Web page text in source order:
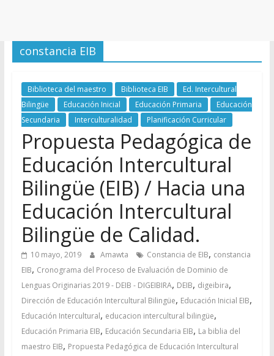
constancia EIB
Biblioteca del maestro Biblioteca EIB
Ed. Intercultural
Bilingüe
Educación Inicial Educación Primaria
Educación
Secundaria
Interculturalidad Planificación Curricular
Propuesta Pedagógica de
Educación Intercultural
Bilingüe (EIB) / Hacia una
Educación Intercultural
Bilingüe de Calidad.
10 mayo, 2019 Amawta Constancia de EIB, constancia
EIB, Cronograma del Proceso de Evaluación de Dominio de
Lenguas Originarias 2019 - DEIB - DIGEIBIRA, DEIB, digeibira,
Dirección de Educación Intercultural Bilingüe, Educación Inicial EIB,
Educación Intercultural, educacion intercultural bilingüe,
Educación Primaria EIB, Educación Secundaria EIB, La biblia del
maestro EIB, Propuesta Pedagógica de Educación Intercultural